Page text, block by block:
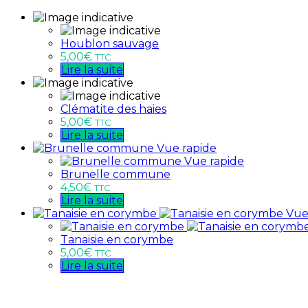
Houblon sauvage
5,00€ TTC
Lire la suite
Clématite des haies
5,00€ TTC
Lire la suite
Vue rapide
Vue rapide
Brunelle commune
4,50€ TTC
Lire la suite
Tanaisie en corymbe
5,00€ TTC
Lire la suite